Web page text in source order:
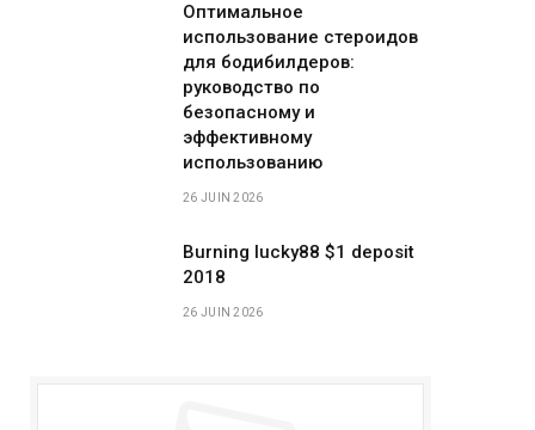
Оптимальное
использование стероидов
для бодибилдеров:
руководство по
безопасному и
эффективному
использованию
26 JUIN 2026
Burning lucky88 $1 deposit
2018
26 JUIN 2026